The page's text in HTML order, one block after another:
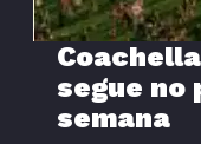
segue no
semana